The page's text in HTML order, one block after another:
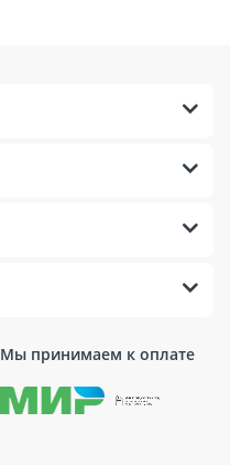
Мы принимаем к оплате